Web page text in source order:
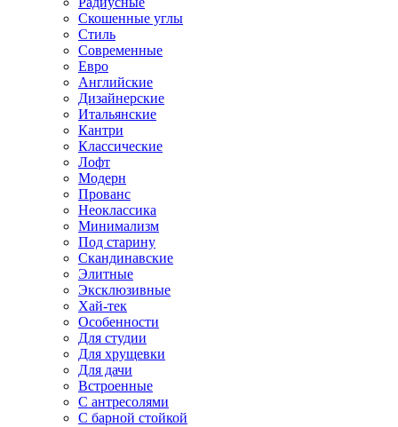
Скошенные углы
Стиль
Современные
Евро
Английские
Дизайнерские
Итальянские
Кантри
Классические
Лофт
Модерн
Прованс
Неоклассика
Минимализм
Под старину
Скандинавские
Элитные
Эксклюзивные
Хай-тек
Особенности
Для студии
Для хрущевки
Для дачи
Встроенные
С антресолями
С барной стойкой